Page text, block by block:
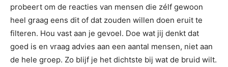
probeert om de reacties van mensen die zélf gewoon
heel graag eens dit of dat zouden willen doen eruit te
filteren. Hou vast aan je gevoel. Doe wat jij denkt dat
goed is en vraag advies aan een aantal mensen, niet aan
de hele groep. Zo blijf je het dichtste bij wat de bruid wilt.